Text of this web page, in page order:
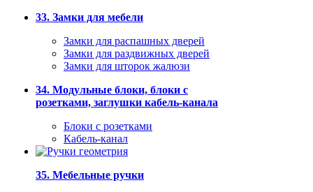
33. Замки для мебели
Замки для распашных дверей
Замки для раздвижных дверей
Замки для шторок жалюзи
34. Модульные блоки, блоки с
розетками, заглушки кабель-канала
Блоки с розетками
Кабель-канал
35. Мебельные ручки